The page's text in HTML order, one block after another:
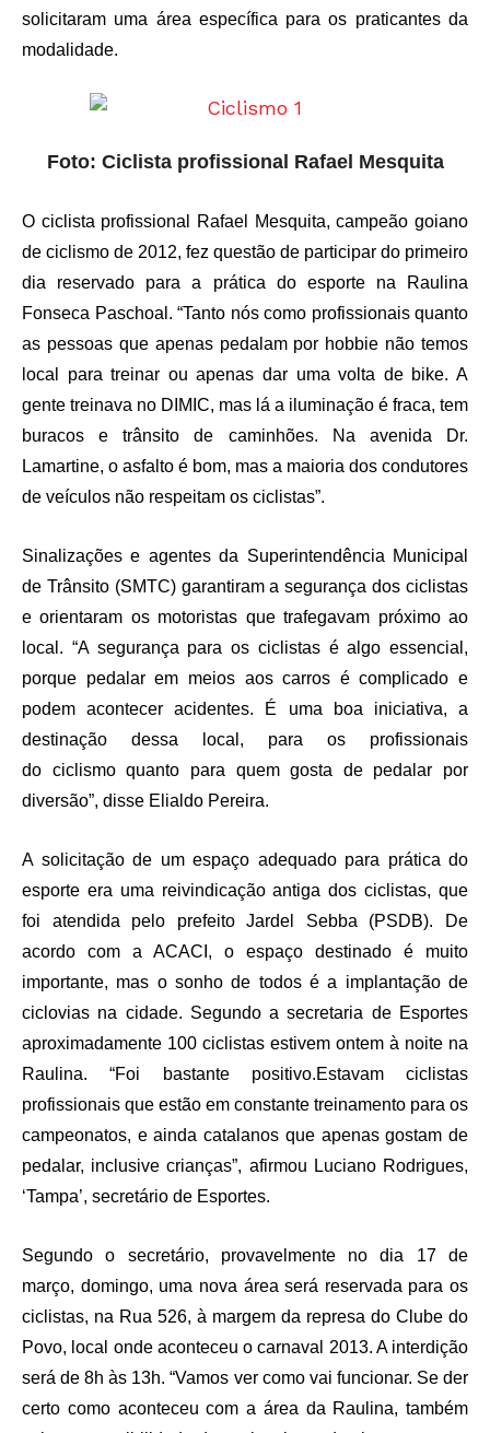
solicitaram uma área específica para os praticantes da
modalidade.
Foto: Ciclista profissional Rafael Mesquita
O ciclista profissional Rafael Mesquita, campeão goiano
de ciclismo de 2012, fez questão de participar do primeiro
dia reservado para a prática do esporte na Raulina
Fonseca Paschoal. “Tanto nós como profissionais quanto
as pessoas que apenas pedalam por hobbie não temos
local para treinar ou apenas dar uma volta de bike. A
gente treinava no DIMIC, mas lá a iluminação é fraca, tem
buracos e trânsito de caminhões. Na avenida Dr.
Lamartine, o asfalto é bom, mas a maioria dos condutores
de veículos não respeitam os ciclistas”.
Sinalizações e agentes da Superintendência Municipal
de Trânsito (SMTC) garantiram a segurança dos ciclistas
e orientaram os motoristas que trafegavam próximo ao
local. “A segurança para os ciclistas é algo essencial,
porque pedalar em meios aos carros é complicado e
podem acontecer acidentes. É uma boa iniciativa, a
destinação dessa local, para os profissionais
do ciclismo quanto para quem gosta de pedalar por
diversão”, disse Elialdo Pereira.
A solicitação de um espaço adequado para prática do
esporte era uma reivindicação antiga dos ciclistas, que
foi atendida pelo prefeito Jardel Sebba (PSDB). De
acordo com a ACACI, o espaço destinado é muito
importante, mas o sonho de todos é a implantação de
ciclovias na cidade. Segundo a secretaria de Esportes
aproximadamente 100 ciclistas estivem ontem à noite na
Raulina. “Foi bastante positivo.Estavam ciclistas
profissionais que estão em constante treinamento para os
campeonatos, e ainda catalanos que apenas gostam de
pedalar, inclusive crianças”, afirmou Luciano Rodrigues,
‘Tampa’, secretário de Esportes.
Segundo o secretário, provavelmente no dia 17 de
março, domingo, uma nova área será reservada para os
ciclistas, na Rua 526, à margem da represa do Clube do
Povo, local onde aconteceu o carnaval 2013. A interdição
será de 8h às 13h. “Vamos ver como vai funcionar. Se der
certo como aconteceu com a área da Raulina, também